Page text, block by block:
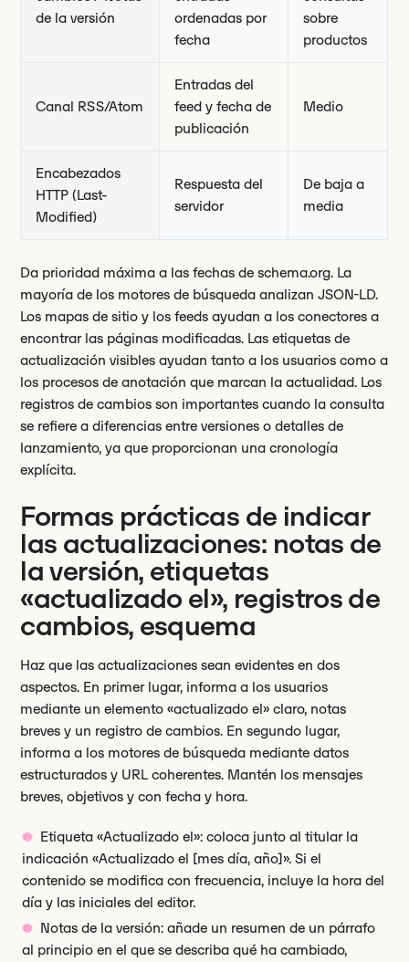
de la versión
ordenadas por
fecha
sobre
productos
Canal RSS/Atom
Entradas del
feed y fecha de
publicación
Medio
Encabezados
HTTP (Last-
Modified)
Respuesta del
servidor
De baja a
media
Da prioridad máxima a las fechas de schema.org. La
mayoría de los motores de búsqueda analizan JSON-LD.
Los mapas de sitio y los feeds ayudan a los conectores a
encontrar las páginas modificadas. Las etiquetas de
actualización visibles ayudan tanto a los usuarios como a
los procesos de anotación que marcan la actualidad. Los
registros de cambios son importantes cuando la consulta
se refiere a diferencias entre versiones o detalles de
lanzamiento, ya que proporcionan una cronología
explícita.
Formas prácticas de indicar
las actualizaciones: notas de
la versión, etiquetas
«actualizado el», registros de
cambios, esquema
Haz que las actualizaciones sean evidentes en dos
aspectos. En primer lugar, informa a los usuarios
mediante un elemento «actualizado el» claro, notas
breves y un registro de cambios. En segundo lugar,
informa a los motores de búsqueda mediante datos
estructurados y URL coherentes. Mantén los mensajes
breves, objetivos y con fecha y hora.
Etiqueta «Actualizado el»: coloca junto al titular la
indicación «Actualizado el [mes día, año]». Si el
contenido se modifica con frecuencia, incluye la hora del
día y las iniciales del editor.
Notas de la versión: añade un resumen de un párrafo
al principio en el que se describa qué ha cambiado,